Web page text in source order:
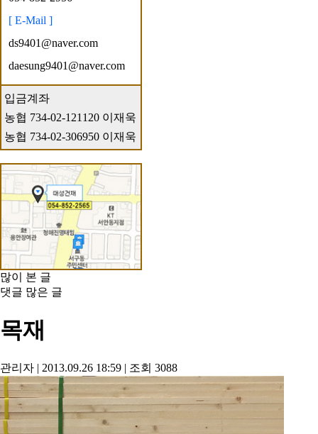
[ E-Mail ]
ds9401@naver.com
daesung9401@naver.com
입금계좌
농협 734-02-121120 이재욱
농협 734-02-306950 이재욱
많이 본 글
댓글 많은 글
목재
관리자 | 2013.09.26 18:59 | 조회 3088